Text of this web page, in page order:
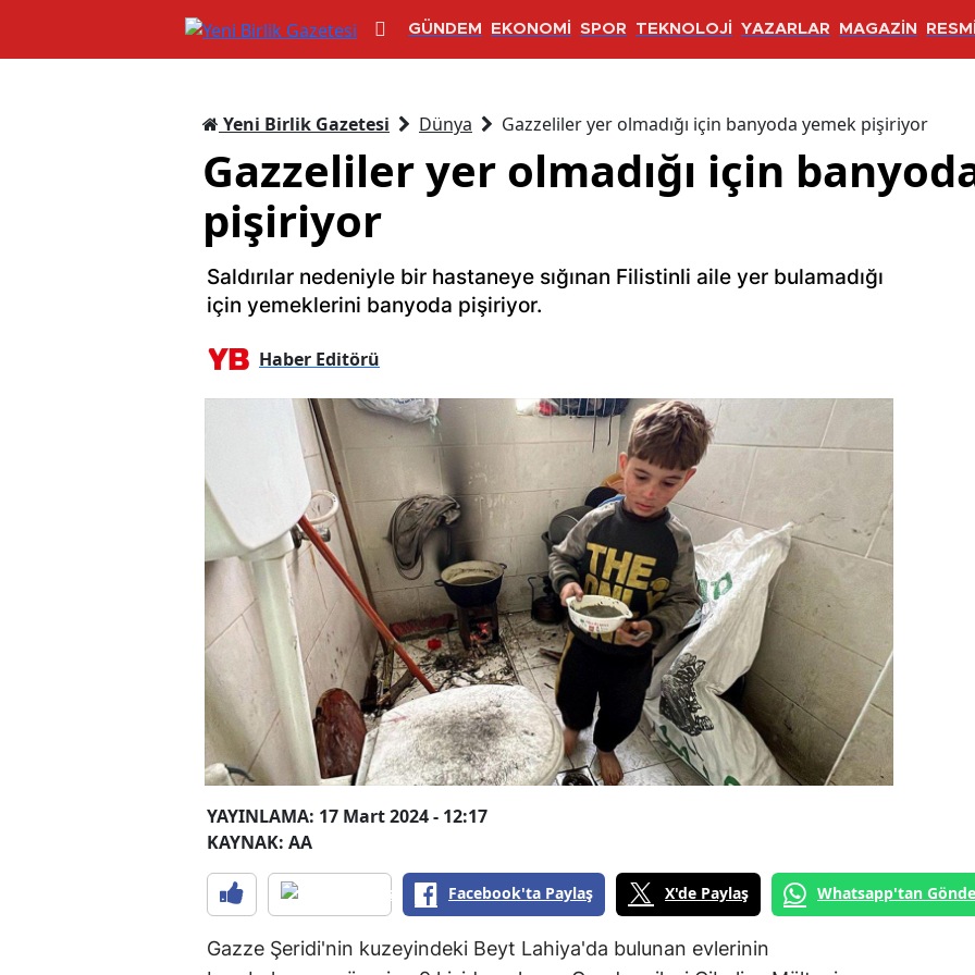
GÜNDEM EKONOMİ SPOR TEKNOLOJİ YAZARLAR MAGAZİN
Yeni Birlik Gazetesi Dünya Gazzeliler yer olmadığı için banyoda yemek pişiriyor
Gazzeliler yer olmadığı için
pişiriyor
Saldırılar nedeniyle bir hastaneye sığınan Filistinli aile yer bulamadığı
için yemeklerini banyoda pişiriyor.
Haber Editörü
YAYINLAMA: 17 Mart 2024 - 12:17
KAYNAK: AA
Facebook'ta Paylaş X'de Paylaş Whatsapp'tan
Gazze Şeridi'nin kuzeyindeki Beyt Lahiya'da bulunan evlerinin